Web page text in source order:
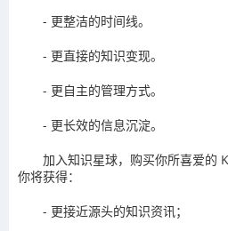
- 更整洁的时间线。
- 更直接的知识变现。
- 更自主的管理方式。
- 更长效的信息沉淀。
加入知识星球，购买你所喜爱的
你将获得：
- 更接近源头的知识资讯；